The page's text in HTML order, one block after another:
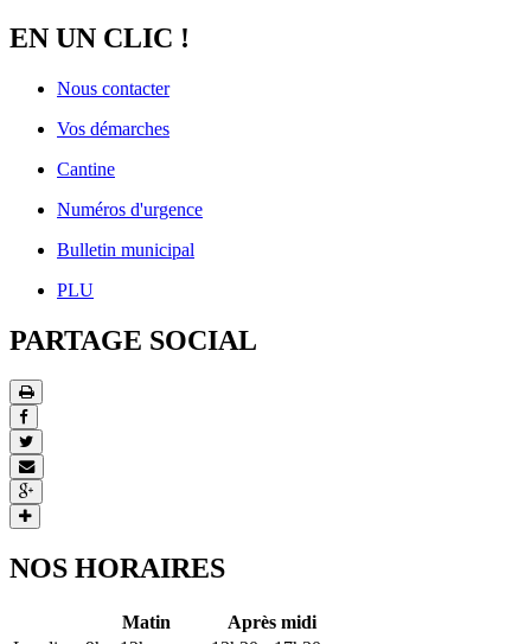
EN UN CLIC !
Nous contacter
Vos démarches
Cantine
Numéros d'urgence
Bulletin municipal
PLU
PARTAGE SOCIAL
NOS HORAIRES
Matin
Après midi